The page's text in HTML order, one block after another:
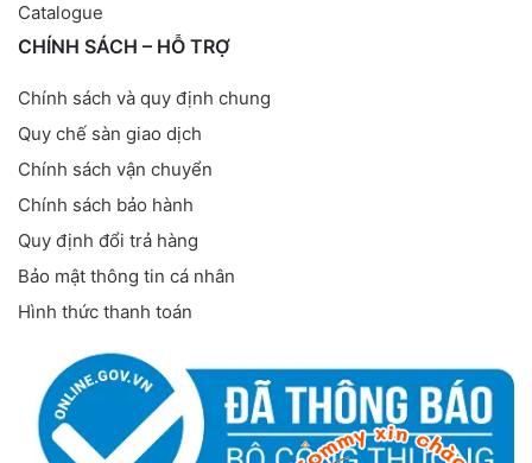
Catalogue
CHÍNH SÁCH – HỖ TRỢ
Chính sách và quy định chung
Quy chế sàn giao dịch
Chính sách vận chuyển
Chính sách bảo hành
Quy định đổi trả hàng
Bảo mật thông tin cá nhân
Hình thức thanh toán